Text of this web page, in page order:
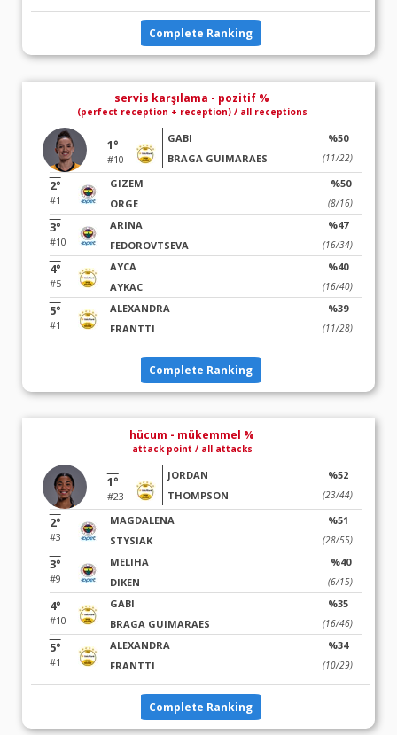
Complete Ranking
servis karşılama - pozitif %
(perfect reception + reception) / all receptions
1°
#10
GABI
BRAGA GUIMARAES
%50
(11/22)
2°
#1
GIZEM
ORGE
%50
(8/16)
3°
#10
ARINA
FEDOROVTSEVA
%47
(16/34)
4°
#5
AYCA
AYKAC
%40
(16/40)
5°
#1
ALEXANDRA
FRANTTI
%39
(11/28)
Complete Ranking
hücum - mükemmel %
attack point / all attacks
1°
#23
JORDAN
THOMPSON
%52
(23/44)
2°
#3
MAGDALENA
STYSIAK
%51
(28/55)
3°
#9
MELIHA
DIKEN
%40
(6/15)
4°
#10
GABI
BRAGA GUIMARAES
%35
(16/46)
5°
#1
ALEXANDRA
FRANTTI
%34
(10/29)
Complete Ranking